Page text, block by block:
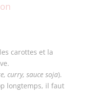
carottes et la
curry, sauce soja).
longtemps, il faut